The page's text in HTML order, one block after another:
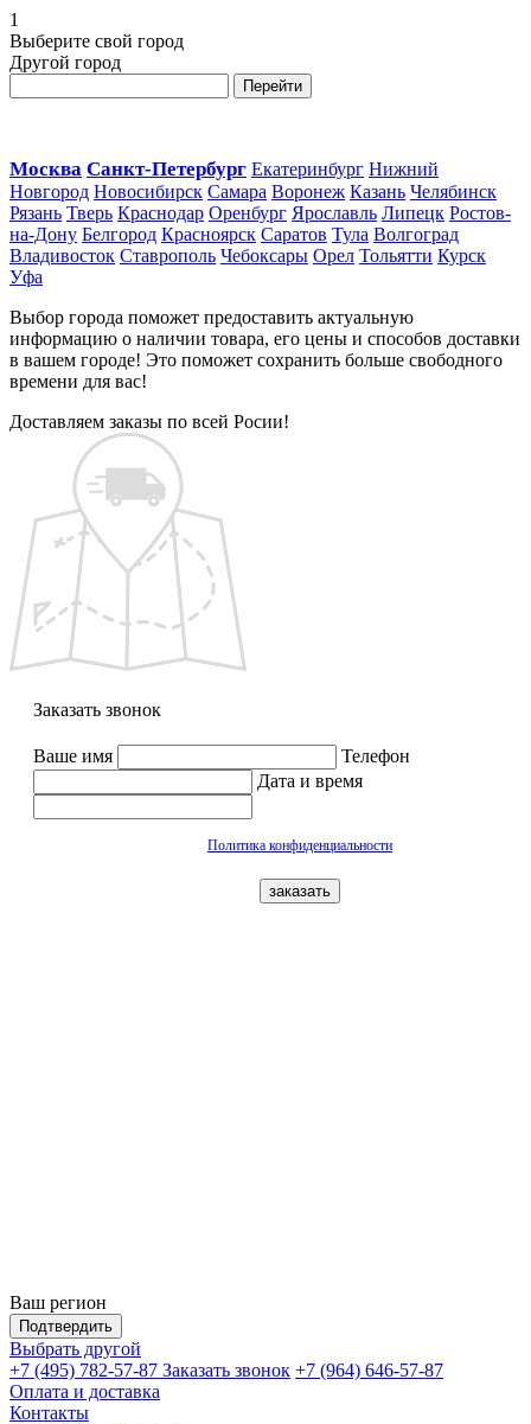
1
Выберите свой город
Другой город
Перейти
Москва Санкт-Петербург Екатеринбург Нижний
Новгород Новосибирск Самара Воронеж Казань Челябинск
Рязань Тверь Краснодар Оренбург Ярославль Липецк Ростов-
на-Дону Белгород Красноярск Саратов Тула Волгоград
Владивосток Ставрополь Чебоксары Орел Тольятти Курск
Уфа
Выбор города поможет предоставить актуальную
информацию о наличии товара, его цены и способов доставки
в вашем городе! Это поможет сохранить больше свободного
времени для вас!
Доставляем заказы по всей Росии!
Заказать звонок
Ваше имя
Телефон
Дата и время
Политика конфиденциальности
заказать
Ваш регион
Подтвердить
Выбрать другой
+7 (495) 782-57-87 Заказать звонок +7 (964) 646-57-87
Оплата и доставка
Контакты